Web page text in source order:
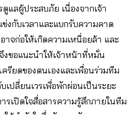
แลผู้ประสบภัย เนื่องจากเจ้า
กับเวลาและแบกรับความคาด
าจก่อให้เกิดความเหนื่อยล้า และ
งขอแนะนำให้เจ้าหน้าที่หมั่น
รียดของตนเองและเพื่อนร่วมทีม
เปลี่ยนเวรเพื่อพักผ่อนเป็นระยะ
รเปิดใจสื่อสารความรู้สึกภายในทีม